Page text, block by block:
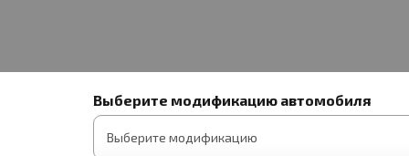
Выберите модификацию автомобиля